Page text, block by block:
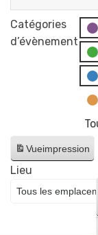
la
Victoire
du
Réunion
du
juin
Catégories
d’évènement
Vueimpression
Lieu